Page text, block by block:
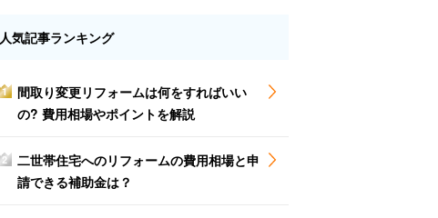
人気記事ランキング
1
間取り変更リフォームは何をすればいい
の? 費用相場やポイントを解説
2
二世帯住宅へのリフォームの費用相場と申
請できる補助金は？